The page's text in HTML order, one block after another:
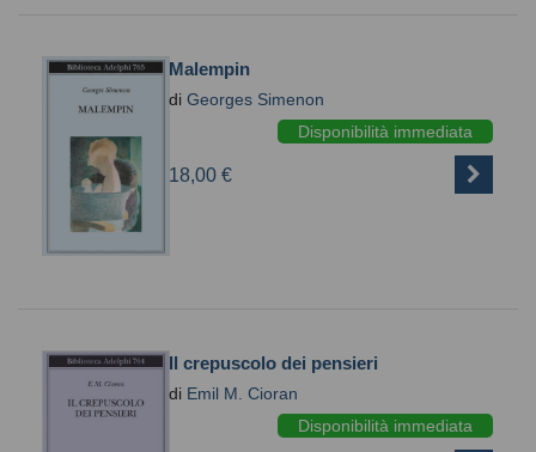
Malempin
di Georges Simenon
Disponibilità immediata
18,00 €
Il crepuscolo dei pensieri
di Emil M. Cioran
Disponibilità immediata